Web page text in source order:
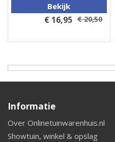
Bekijk
€ 16,95 € 20,50
Informatie
Over Onlinetuinwarenhuis.nl
Showtuin, winkel & opslag